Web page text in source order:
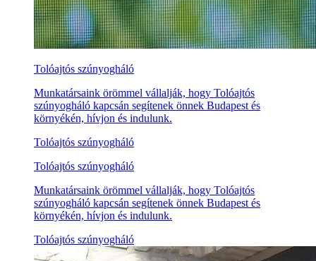
Tolóajtós szúnyogháló
Munkatársaink örömmel vállalják, hogy Tolóajtós
szúnyogháló kapcsán segítenek önnek Budapest és
környékén, hívjon és indulunk.
Tolóajtós szúnyogháló
Tolóajtós szúnyogháló
Munkatársaink örömmel vállalják, hogy Tolóajtós
szúnyogháló kapcsán segítenek önnek Budapest és
környékén, hívjon és indulunk.
Tolóajtós szúnyogháló